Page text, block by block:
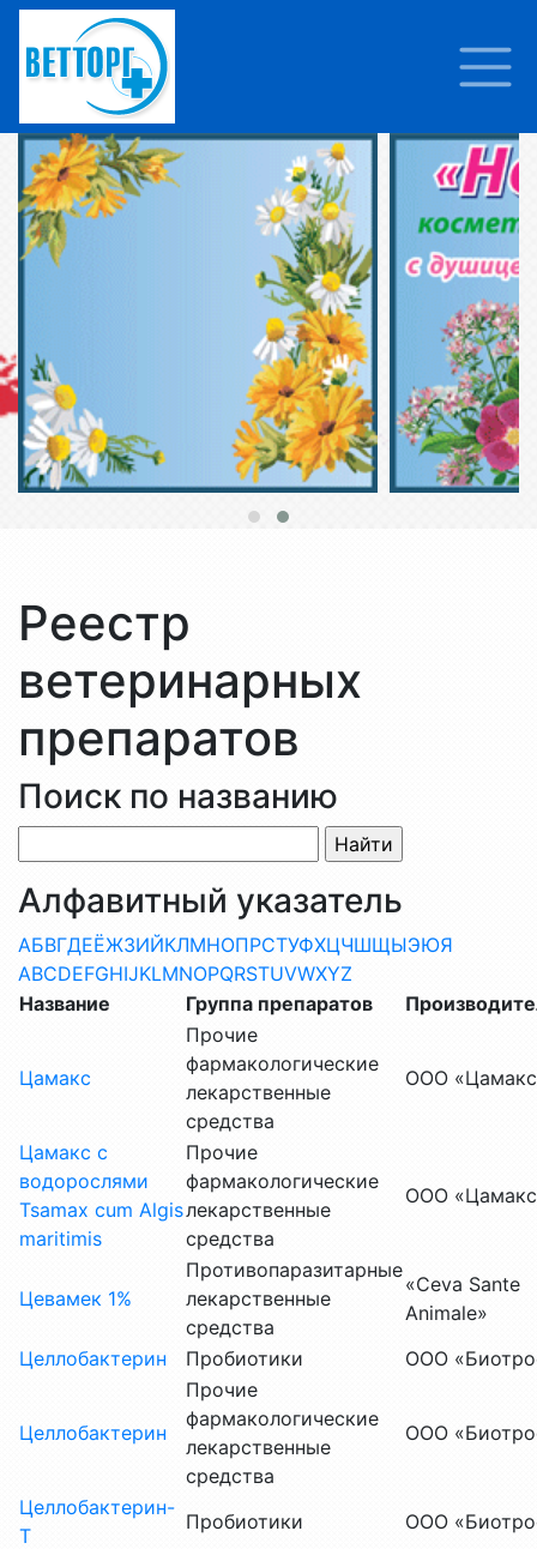
Реестр
ветеринарных
препаратов
Поиск по названию
Алфавитный указатель
АБВГДЕЁЖЗИЙКЛМНОПРСТУФХЦЧШЩЫЭЮЯ
ABCDEFGHIJKLMNOPQRSTUVWXYZ
Название
Группа препаратов
Цамакс
Прочие
фармакологические
лекарственные
средства
ООО
Цамакс с
водорослями
Tsamax cum Algis
maritimis
Прочие
фармакологические
лекарственные
средства
ООО
Цевамек 1%
Противопаразитарные
лекарственные
средства
«Сеvа Sante
Animale»
Целлобактерин
Пробиотики ООО
Целлобактерин
Прочие
фармакологические
лекарственные
средства
ООО
Целлобактерин-
Т
Пробиотики ООО